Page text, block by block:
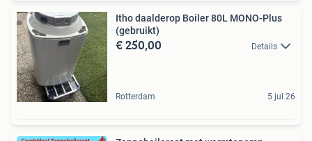
Itho daalderop Boiler 80L MONO-Plus
(gebruikt)
€ 250,00 Details
Rotterdam 5 jul 26